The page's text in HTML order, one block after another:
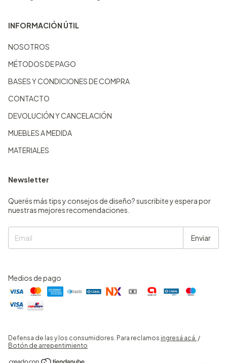
INFORMACIÓN ÚTIL
NOSOTROS
MÉTODOS DE PAGO
BASES Y CONDICIONES DE COMPRA
CONTACTO
DEVOLUCIÓN Y CANCELACIÓN
MUEBLES A MEDIDA
MATERIALES
Newsletter
Querés más tips y consejos de diseño? suscribite y espera por
nuestras mejores recomendaciones.
Medios de pago
Defensa de las y los consumidores. Para reclamos ingresá acá. /
Botón de arrepentimiento